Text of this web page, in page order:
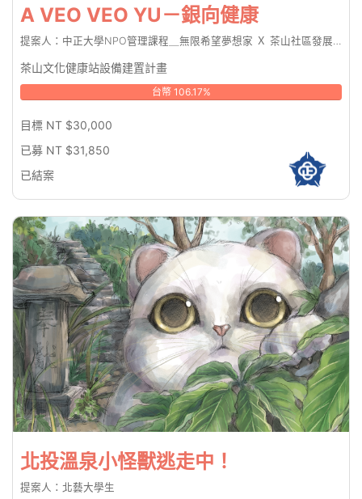
A VEO VEO YU－銀向健康
茶山文化健康站設備建置計畫
台幣 106.17%
目標 NT $30,000
已募 NT $31,850
已結案
北投溫泉小怪獸逃走中！
提案人：北藝大學生